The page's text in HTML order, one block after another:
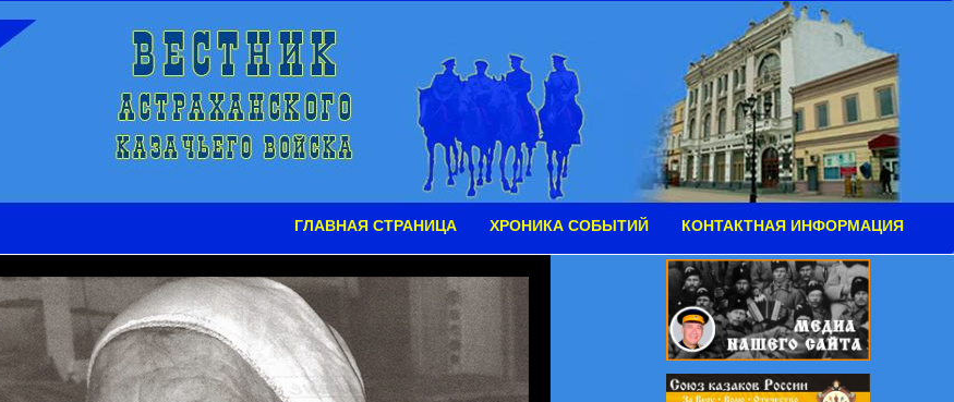
ГЛАВНАЯ СТРАНИЦА ХРОНИКА СОБЫТИЙ КОНТАКТНАЯ ИНФОРМАЦИЯ